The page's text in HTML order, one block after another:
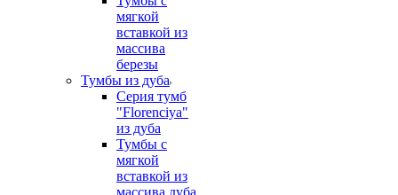
мягкой
вставкой из
массива
березы
Тумбы из дуба
Серия тумб
"Florenciya"
из дуба
Тумбы с
мягкой
вставкой из
массива дуба